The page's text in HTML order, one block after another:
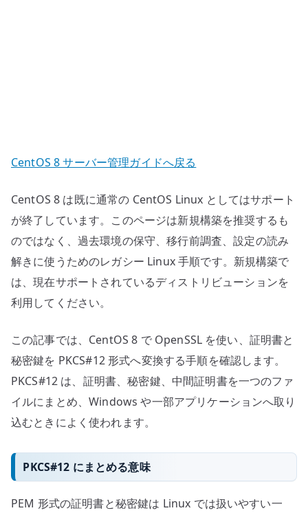
CentOS 8 サーバー管理ガイドへ戻る
CentOS 8 は既に通常の CentOS Linux としてはサポート
が終了しています。このページは新規構築を推奨するも
のではなく、過去環境の保守、移行前調査、設定の読み
解きに使うためのレガシー Linux 手順です。新規構築で
は、現在サポートされているディストリビューションを
利用してください。
この記事では、CentOS 8 で OpenSSL を使い、証明書と
秘密鍵を PKCS#12 形式へ変換する手順を確認します。
PKCS#12 は、証明書、秘密鍵、中間証明書を一つのファ
イルにまとめ、Windows や一部アプリケーションへ取り
込むときによく使われます。
PKCS#12 にまとめる意味
PEM 形式の証明書と秘密鍵は Linux では扱いやすい一